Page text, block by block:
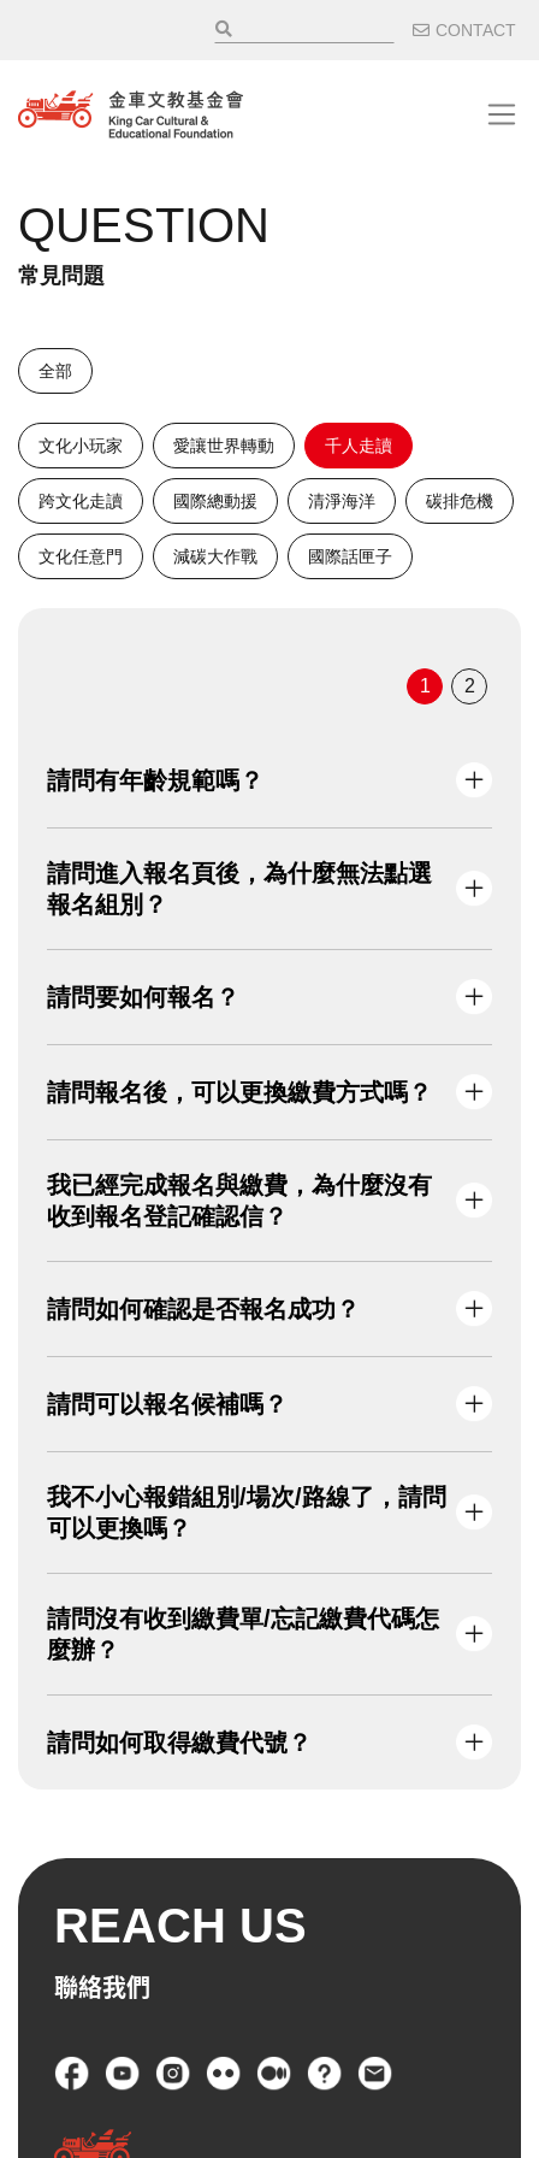
輔助選
CONTACT
QUESTION
常見問題
全部
文化小玩家 愛讓世界轉動 千人走讀
跨文化走讀 國際總動援 清淨海洋 碳排危機
文化任意門 減碳大作戰 國際話匣子
請問有年齡規範嗎？
本活動無年齡規範，惟走讀行程、導覽內容主
要以年滿16歲之參加者進行設計，請審慎評估
後再行報名，以確保良好的參與體驗。
請問進入報名頁後，為什麼無法點選
報名組別？
若組別無法點選且顯示淺灰色，代表目前此組
別已經額滿。
請問要如何報名？
填寫報名資料後，請點選「下一步」→按下
「取得繳費代碼」→自行截圖或抄下繳費代號
請問報名後，可以更換繳費方式嗎？
繳費方式採「便利商店代碼」或「虛擬ATM帳
號」進行，選定後則無法修改，請勿按返回
鍵，否則報名將失效。
我已經完成報名與繳費，為什麼沒有
收到報名登記確認信？
請您先至垃圾郵件或促銷內容尋找，若無，請
填寫活動頁面之【問題反應】表單，將由專人
請問如何確認是否報名成功？
填妥報名資料且完成繳費者，系統將自動
寄送「報名登記確認」信件，並於活動當
查詢報名狀態請至：
https://kingcar.org.tw/events/result
請問可以報名候補嗎？
本活動一律採官網報名，每個Mail限報4位；恕
不受理電話、信件登記、候補及現場報名。
我不小心報錯組別/場次/路線了，請問
可以更換嗎？
為確保活動公平起見，報名完成後，恕不提供
更換以上資料的服務。
請問沒有收到繳費單/忘記繳費代碼怎
麼辦？
請先至垃圾郵件或促銷內容尋找「繳費單」，
若無，請填寫活動頁面之【問題反應】表單，
請問如何取得繳費代號？
若確實完成以上步驟，系統將自動寄送「繳費
單」至您的信箱。
1 2
REACH US
聯絡我們
頁尾